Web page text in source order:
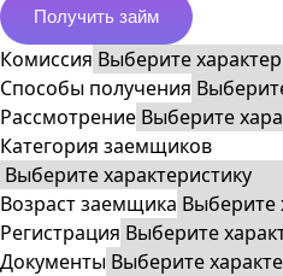
Получить займ
Комиссия
Способы получения
Рассмотрение
Категория заемщиков
Возраст заемщика
Регистрация
Документы